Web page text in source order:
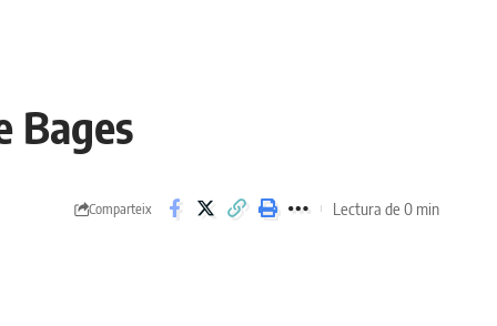
Bages
Comparteix Lectura de 0 min